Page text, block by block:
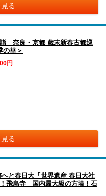
る
詣 奈良・京都 歳末新春古都巡
の華＞
円
る
へと春日大『世界遺産 春日大社
飛鳥寺 国内最大級の方墳！石